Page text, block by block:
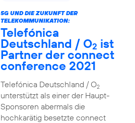
5G UND DIE ZUKUNFT DER
TELEKOMMUNIKATION:
Telefónica
Deutschland / O2 ist
Partner der connect
conference 2021
Telefónica Deutschland / O2
unterstützt als einer der Haupt-
Sponsoren abermals die
hochkarätig besetzte connect